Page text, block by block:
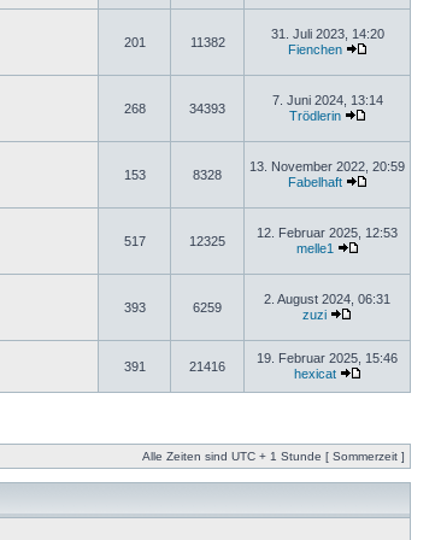
201 11382
31. Juli 2023, 14:20
Fienchen
268 34393
7. Juni 2024, 13:14
Trödlerin
153 8328
13. November 2022, 20:59
Fabelhaft
517 12325
12. Februar 2025, 12:53
melle1
393 6259
2. August 2024, 06:31
zuzi
391 21416
19. Februar 2025, 15:46
hexicat
Alle Zeiten sind UTC + 1 Stunde [ Sommerzeit ]